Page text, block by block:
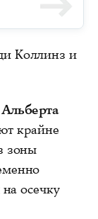
Коллинз и
Альберта
крайне
зоны
осечку